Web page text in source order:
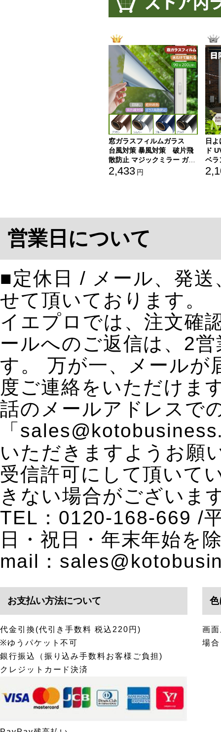
窓ガラスフィルムガラス
台風対策 暴風対策 破片飛
散防止 マジックミラー ガラ
ス透明断熱フィルム めかく
しシート 紫外線カット シル
2,433 円
日
ド
ベラ
４